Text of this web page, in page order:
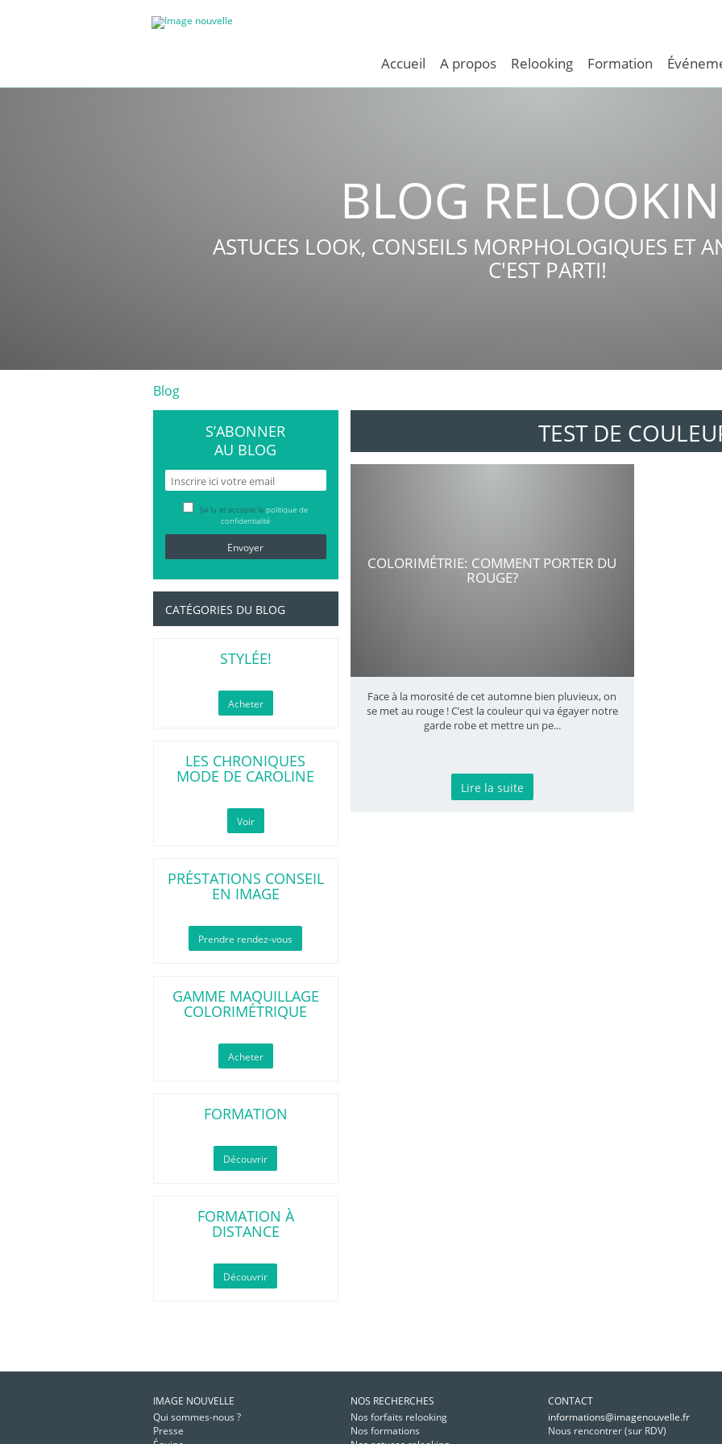
Accueil A propos Relooking Formation
BLOG
ASTUCES LOOK, CONSEILS MORPHOLOGIQUES ET
C'EST PARTI!
Blog
TEST DE
COLORIMÉTRIE: COMMENT PORTER DU
ROUGE?
Face à la morosité de cet automne bien pluvieux, on
se met au rouge ! C’est la couleur qui va égayer notre
garde robe et mettre un pe...
Lire la suite
S’ABONNER
AU BLOG
J’ai lu et accepte la politique de
confidentialité
CATÉGORIES DU BLOG
STYLÉE!
Acheter
LES CHRONIQUES
MODE DE CAROLINE
Voir
PRÉSTATIONS CONSEIL
EN IMAGE
Prendre rendez-vous
GAMME MAQUILLAGE
COLORIMÉTRIQUE
Acheter
FORMATION
Découvrir
FORMATION À
DISTANCE
Découvrir
IMAGE NOUVELLE
Qui sommes-nous ?
Presse
NOS RECHERCHES
Nos forfaits relooking
Nos formations
CONTACT
informations@imagenouvelle.fr
Nous rencontrer (sur RDV)